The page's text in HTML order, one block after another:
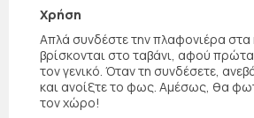
Χρήση
Απλά συνδέστε την πλαφονιέρα
βρίσκονται στο ταβάνι, αφού πρώτα
τον γενικό. Όταν τη συνδέσετε,
και ανοίξτε το φως. Αμέσως, θα
τον χώρο!